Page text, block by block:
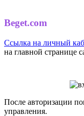
Beget.com
Ссылка на личный
на главной странице
После авторизации
управления.